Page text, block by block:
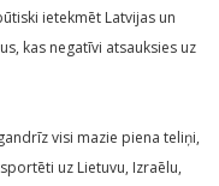
ietekmēt Latvijas un
kas negatīvi atsauksies uz
visi mazie piena teliņi,
uz Lietuvu, Izraēlu,